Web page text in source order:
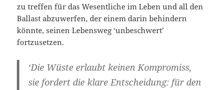
zu treffen für das Wesentliche im Leben und all den
Ballast abzuwerfen, der einem darin behindern
könnte, seinen Lebensweg ‘unbeschwert’
fortzusetzen.
‘Die Wüste erlaubt keinen Kompromiss,
sie fordert die klare Entscheidung: für den